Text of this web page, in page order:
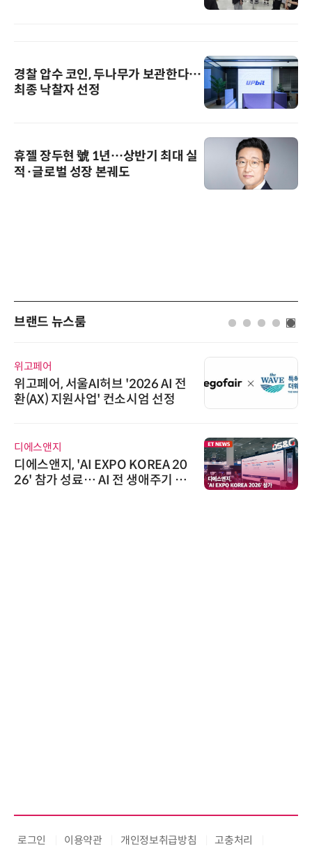
경찰 압수 코인, 두나무가 보관한다…
최종 낙찰자 선정
휴젤 장두현 號 1년…상반기 최대 실
적·글로벌 성장 본궤도
브랜드 뉴스룸
위고페어
위고페어, 서울AI허브 '2026 AI 전
환(AX) 지원사업' 컨소시엄 선정
디에스앤지
디에스앤지, 'AI EXPO KOREA 20
26' 참가 성료… AI 전 생애주기 아
로그인 이용약관 개인정보취급방침 고충처리